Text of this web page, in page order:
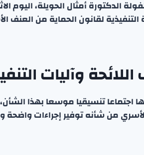
الدكتورة أمثال الحويلة، اليوم
لقانون الحماية من العنف
وآليات
اجتماعا تنسيقيا موسعا بهذا
من شأنه توفير إجراءات واضحة